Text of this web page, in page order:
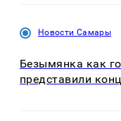
Новости Самары
Безымянка как
представили